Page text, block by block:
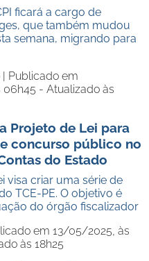
ficará a cargo de
que também mudou
semana, migrando para
Publicado em
- Atualizado às
Projeto de Lei para
concurso público no
do Estado
visa criar uma série de
TCE-PE. O objetivo é
do órgão fiscalizador
em 13/05/2025, às
às 18h25